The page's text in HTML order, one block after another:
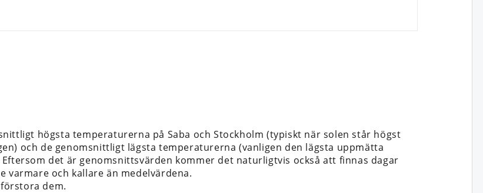
högsta temperaturerna på Saba och Stockholm (typiskt när solen står högst
och de genomsnittligt lägsta temperaturerna (vanligen den lägsta uppmätta
det är genomsnittsvärden kommer det naturligtvis också att finnas dagar
varmare och kallare än medelvärdena.
dem.